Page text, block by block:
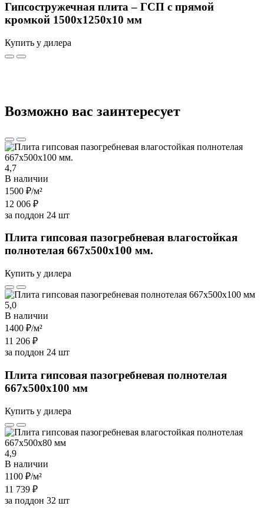
Гипсостружечная плита – ГСП с прямой
кромкой 1500х1250х10 мм
Купить у дилера
Возможно вас заинтересует
4,7
В наличии
1500 ₽/м²
12 006 ₽
за поддон 24 шт
Плита гипсовая пазогребневая влагостойкая
полнотелая 667х500х100 мм.
Купить у дилера
5,0
В наличии
1400 ₽/м²
11 206 ₽
за поддон 24 шт
Плита гипсовая пазогребневая полнотелая
667х500х100 мм
Купить у дилера
4,9
В наличии
1100 ₽/м²
11 739 ₽
за поддон 32 шт